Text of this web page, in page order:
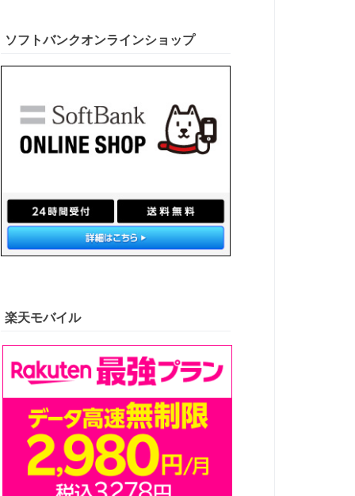
ソフトバンクオンラインショップ
楽天モバイル